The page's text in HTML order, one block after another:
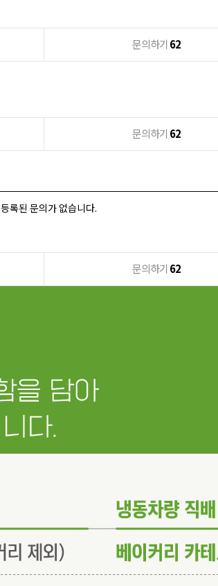
문의하기 62
문의하기 62
등록된 문의가 없습니다.
문의하기 62